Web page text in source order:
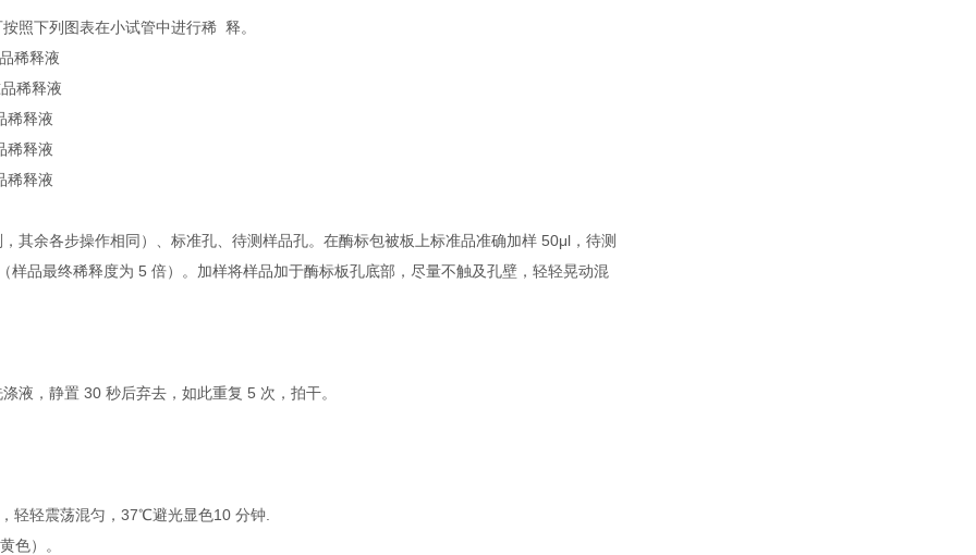
照下列图表在小试管中进行稀 释。
稀释液
稀释液
稀释液
稀释液
稀释液
其余各步操作相同）、标准孔、待测样品孔。在酶标包被板上标准品准确加样 50μl，待测
品最终稀释度为 5 倍）。加样将样品加于酶标板孔底部，尽量不触及孔壁，轻轻晃动混
液，静置 30 秒后弃去，如此重复 5 次，拍干。
轻轻震荡混匀，37℃避光显色10 分钟.
色）。